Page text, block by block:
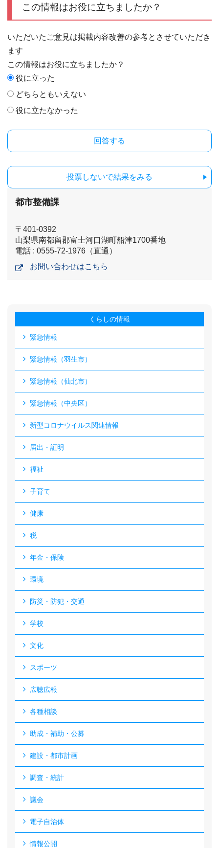
この情報はお役に立ちましたか？
いただいたご意見は掲載内容改善の参考とさせていただき
ます
この情報はお役に立ちましたか？
役に立った
どちらともいえない
役に立たなかった
投票しないで結果をみる
都市整備課
〒401-0392
山梨県南都留郡富士河口湖町船津1700番地
電話 : 0555-72-1976（直通）
お問い合わせはこちら
くらしの情報
緊急情報
緊急情報（羽生市）
緊急情報（仙北市）
緊急情報（中央区）
新型コロナウイルス関連情報
届出・証明
福祉
子育て
健康
税
年金・保険
環境
防災・防犯・交通
学校
文化
スポーツ
広聴広報
各種相談
助成・補助・公募
建設・都市計画
調査・統計
議会
電子自治体
情報公開